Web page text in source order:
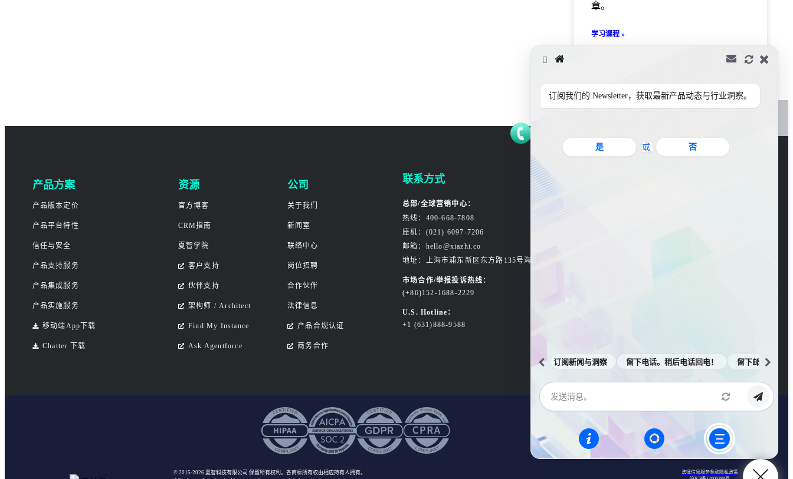
章。
学习课程 »
产品方案
产品版本定价
产品平台特性
信任与安全
产品支持服务
产品集成服务
产品实施服务
移动端App下载
Chatter 下载
资源
官方博客
CRM指南
夏智学院
客户支持
伙伴支持
架构师 / Architect
Find My Instance
Ask Agentforce
公司
关于我们
新闻室
联络中心
岗位招聘
合作伙伴
法律信息
产品合规认证
商务合作
联系方式
总部/全球营销中心：
热线：400-668-7808
座机：(021) 6097-7206
邮箱：hello@xiazhi.co
地址：上海市浦东新区东方路135号海东大楼3楼
市场合作/举报投诉热线：
(+86)152-1688-2229
U.S. Hotline：
+1 (631)888-9588
© 2015-2026 夏智科技有限公司 保留所有权利 。各商标所有权由相应持有人拥有。
法律信息服务条款隐私政策
订阅我们的 Newsletter，获取最新产品动态与行业洞察。
是 或 否
订阅新闻与洞察 留下电话。稍后电话回电！ 留下邮箱。邮件